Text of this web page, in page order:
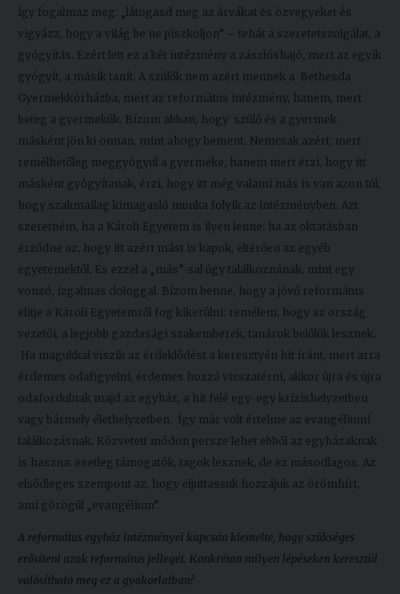
így fogalmaz meg: „látogasd meg az árvákat és özvegyeket és
vigyázz, hogy a világ be ne piszkoljon” – tehát a szeretetszolgálat, a
gyógyítás. Ezért lett ez a két intézmény a zászlóshajó, mert az egyik
gyógyít, a másik tanít. A szülők nem azért mennek a Bethesda
Gyermekkórházba, mert az református intézmény, hanem, mert
beteg a gyermekük. Bízom abban, hogy szülő és a gyermek
másként jön ki onnan, mint ahogy bement. Nemcsak azért, mert
remélhetőleg meggyógyul a gyermeke, hanem mert érzi, hogy itt
másként gyógyítanak, érzi, hogy itt még valami más is van azon túl,
hogy szakmailag kimagasló munka folyik az intézményben. Azt
szeretném, ha a Károli Egyetem is ilyen lenne: ha az oktatásban
érződne az, hogy itt azért mást is kapok, eltérően az egyéb
egyetemektől. És ezzel a „más”-sal úgy találkoznának, mint egy
vonzó, izgalmas dologgal. Bízom benne, hogy a jövő református
elitje a Károli Egyetemről fog kikerülni: remélem, hogy az ország
vezetői, a legjobb gazdasági szakemberek, tanárok belőlük lesznek.
Ha magukkal viszik az érdeklődést a keresztyén hit iránt, mert arra
érdemes odafigyelni, érdemes hozzá visszatérni, akkor újra és újra
odafordulnak majd az egyház, a hit felé egy-egy krízishelyzetben
vagy bármely élethelyzetben. Így már volt értelme az evangéliumi
találkozásnak. Közvetett módon persze lehet ebből az egyházaknak
is haszna: esetleg támogatók, tagok lesznek, de ez másodlagos. Az
elsődleges szempont az, hogy eljuttassuk hozzájuk az örömhírt,
ami görögül „evangélium”.
A református egyház intézményei kapcsán kiemelte, hogy szükséges
erősíteni azok református jellegét. Konkrétan milyen lépéseken keresztül
valósítható meg ez a gyakorlatban?